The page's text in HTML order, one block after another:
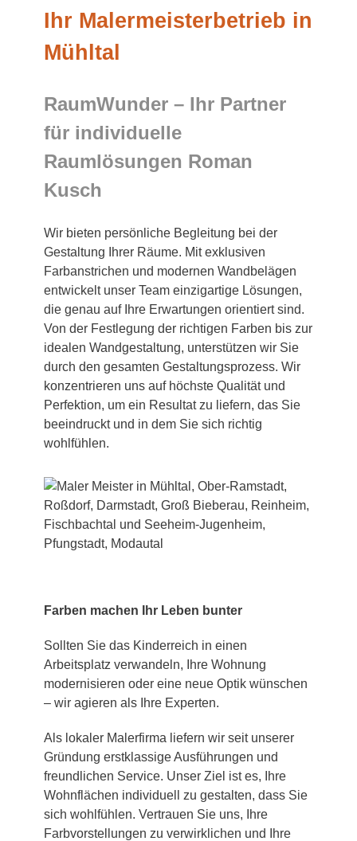
Ihr Malermeisterbetrieb in
Mühltal
RaumWunder – Ihr Partner
für individuelle
Raumlösungen Roman
Kusch
Wir bieten persönliche Begleitung bei der
Gestaltung Ihrer Räume. Mit exklusiven
Farbanstrichen und modernen Wandbelägen
entwickelt unser Team einzigartige Lösungen,
die genau auf Ihre Erwartungen orientiert sind.
Von der Festlegung der richtigen Farben bis zur
idealen Wandgestaltung, unterstützen wir Sie
durch den gesamten Gestaltungsprozess. Wir
konzentrieren uns auf höchste Qualität und
Perfektion, um ein Resultat zu liefern, das Sie
beeindruckt und in dem Sie sich richtig
wohlfühlen.
Farben machen Ihr Leben bunter
Sollten Sie das Kinderreich in einen
Arbeitsplatz verwandeln, Ihre Wohnung
modernisieren oder eine neue Optik wünschen
– wir agieren als Ihre Experten.
Als lokaler Malerfirma liefern wir seit unserer
Gründung erstklassige Ausführungen und
freundlichen Service. Unser Ziel ist es, Ihre
Wohnflächen individuell zu gestalten, dass Sie
sich wohlfühlen. Vertrauen Sie uns, Ihre
Farbvorstellungen zu verwirklichen und Ihre